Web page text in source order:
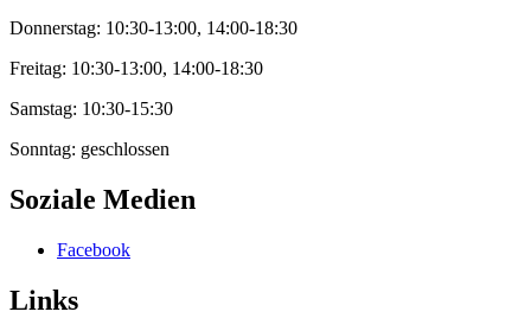
Donnerstag: 10:30-13:00, 14:00-18:30
Freitag: 10:30-13:00, 14:00-18:30
Samstag: 10:30-15:30
Sonntag: geschlossen
Soziale Medien
Facebook
Links